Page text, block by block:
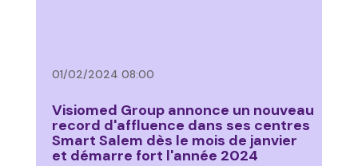
01/02/2024 08:00
Visiomed Group annonce un nouveau
record d'affluence dans ses centres
Smart Salem dès le mois de janvier
et démarre fort l'année 2024